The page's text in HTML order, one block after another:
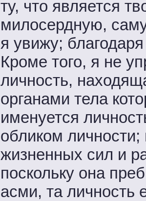
ту, что является
милосердную,
я увижу;
Кроме того, я не
личность,
органами тела
именуется
обликом
жизненных сил и
поскольку она
асми, та личность